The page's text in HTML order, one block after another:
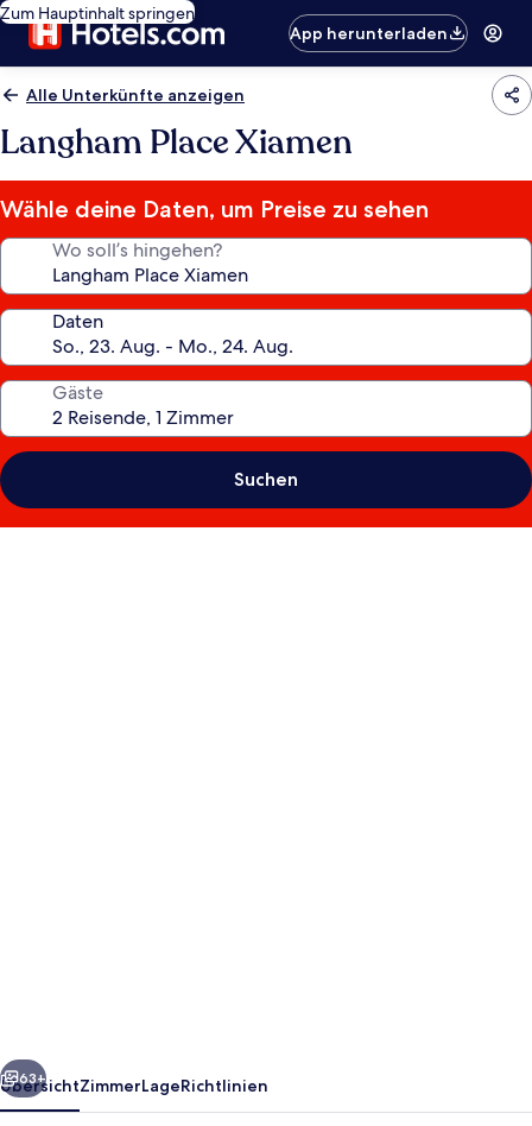
Zum Hauptinhalt springen
App herunterladen
Alle Unterkünfte anzeigen
Langham Place Xiamen
Wähle deine Daten, um Preise zu sehen
Wo soll’s hingehen?
Daten
Gäste
Suchen
Weiter
63+
ÜbersichtZimmerLageRichtlinien